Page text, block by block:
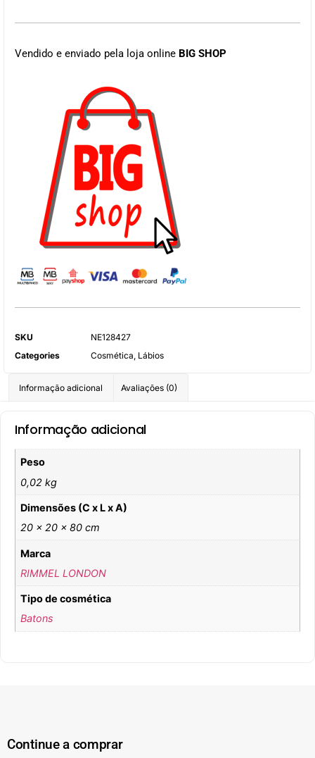
Vendido e enviado pela loja online BIG SHOP
SKU
NE128427
Categories
Cosmética, Lábios
Informação adicional Avaliações (0)
Informação adicional
Peso
0,02 kg
Dimensões (C x L x A)
20 × 20 × 80 cm
Marca
RIMMEL LONDON
Tipo de cosmética
Batons
Continue a comprar